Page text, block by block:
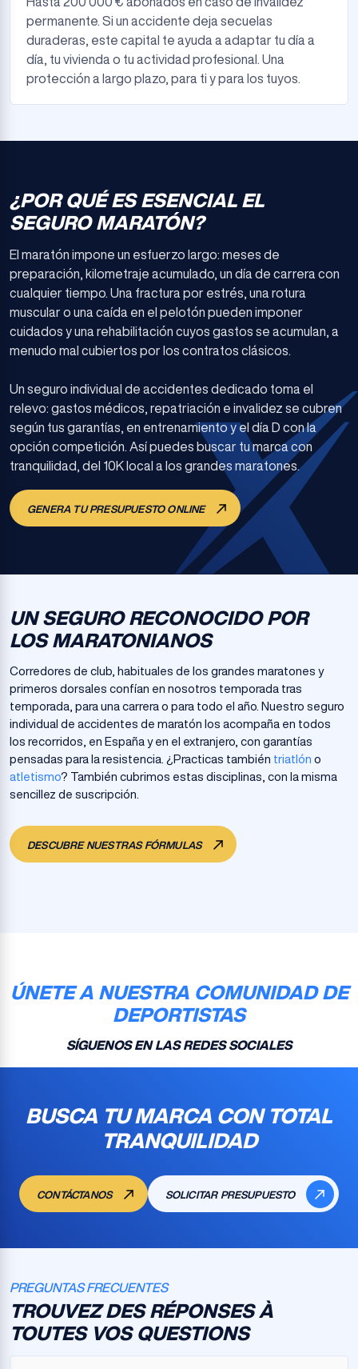
permanente. Si un accidente deja secuelas
duraderas, este capital te ayuda a adaptar tu día a
día, tu vivienda o tu actividad profesional. Una
protección a largo plazo, para ti y para los tuyos.
¿POR QUÉ ES ESENCIAL EL
SEGURO MARATÓN?
El maratón impone un esfuerzo largo: meses de
preparación, kilometraje acumulado, un día de carrera con
cualquier tiempo. Una fractura por estrés, una rotura
muscular o una caída en el pelotón pueden imponer
cuidados y una rehabilitación cuyos gastos se acumulan, a
menudo mal cubiertos por los contratos clásicos.
Un seguro individual de accidentes dedicado toma el
relevo: gastos médicos, repatriación e invalidez se cubren
según tus garantías, en entrenamiento y el día D con la
opción competición. Así puedes buscar tu marca con
tranquilidad, del 10K local a los grandes maratones.
GENERA TU PRESUPUESTO ONLINE
UN SEGURO RECONOCIDO POR
LOS MARATONIANOS
Corredores de club, habituales de los grandes maratones y
primeros dorsales confían en nosotros temporada tras
temporada, para una carrera o para todo el año. Nuestro seguro
individual de accidentes de maratón los acompaña en todos
los recorridos, en España y en el extranjero, con garantías
pensadas para la resistencia. ¿Practicas también triatlón o
atletismo? También cubrimos estas disciplinas, con la misma
sencillez de suscripción.
DESCUBRE NUESTRAS FÓRMULAS
ÚNETE A NUESTRA COMUNIDAD DE
DEPORTISTAS
SÍGUENOS EN LAS REDES SOCIALES
BUSCA TU MARCA CON TOTAL
TRANQUILIDAD
CONTÁCTANOS SOLICITAR PRESUPUESTO
PREGUNTAS FRECUENTES
TROUVEZ DES RÉPONSES À
TOUTES VOS QUESTIONS